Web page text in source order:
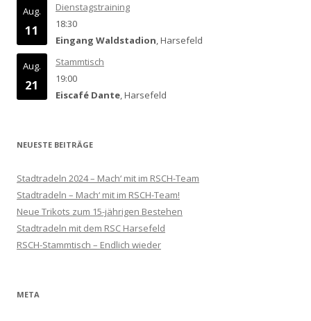
Aug.
11
Dienstagstraining
18:30
Eingang Waldstadion, Harsefeld
Aug.
21
Stammtisch
19:00
Eiscafé Dante, Harsefeld
NEUESTE BEITRÄGE
Stadtradeln 2024 – Mach‘ mit im RSCH-Team
Stadtradeln – Mach‘ mit im RSCH-Team!
Neue Trikots zum 15-jährigen Bestehen
Stadtradeln mit dem RSC Harsefeld
RSCH-Stammtisch – Endlich wieder
META